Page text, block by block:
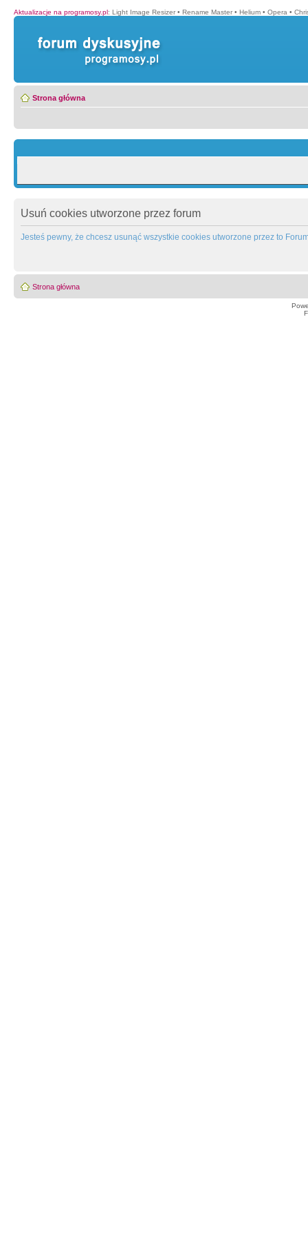
Aktualizacje na programosy.pl: Light Image Resizer • Rename Master • Helium • Opera •
Strona główna
Usuń cookies utworzone przez forum
Jesteś pewny, że chcesz usunąć wszystkie cookies utworzone przez to
Strona główna